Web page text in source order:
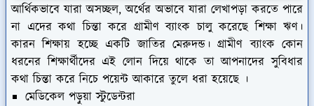
আর্থিকভাবে যারা অসচ্ছল, অর্থের অভাবে যারা লেখাপড়া করতে পারে
না এদের কথা চিন্তা করে গ্রামীণ ব্যাংক চালু করেছে শিক্ষা ঋণ।
কারন শিক্ষায় হচ্ছে একটি জাতির মেরুদন্ড। গ্রামীণ ব্যাংক কোন
ধরনের শিক্ষার্থীদের এই লোন দিয়ে থাকে তা আপনাদের সুবিধার
কথা চিন্তা করে নিচে পয়েন্ট আকারে তুলে ধরা হয়েছে ।
মেডিকেল পড়ুয়া স্টুডেন্টরা